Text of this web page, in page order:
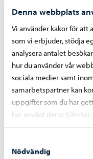
Denna webbplats
Vi använder kakor för att
som vi erbjuder, stödja
analysera antalet
hur du använder vår
sociala medier samt
samarbetspartner kan
uppgifter som du har
har använt deras tjänster.
Nödvändig
Trafik och gator -
torg och vid